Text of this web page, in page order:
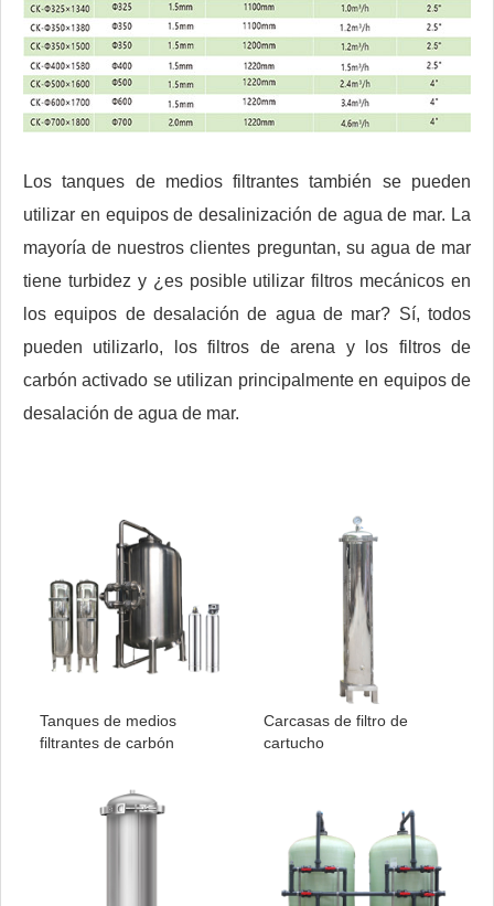
Los tanques de medios filtrantes también se pueden
utilizar en equipos de desalinización de agua de mar. La
mayoría de nuestros clientes preguntan, su agua de mar
tiene turbidez y ¿es posible utilizar filtros mecánicos en
los equipos de desalación de agua de mar? Sí, todos
pueden utilizarlo, los filtros de arena y los filtros de
carbón activado se utilizan principalmente en equipos de
desalación de agua de mar.
Tanques de medios
filtrantes de carbón
Carcasas de filtro de
cartucho